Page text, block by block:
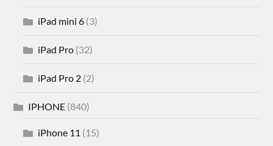
iPad mini 6 (3)
iPad Pro (32)
iPad Pro 2 (2)
IPHONE (840)
iPhone 11 (15)